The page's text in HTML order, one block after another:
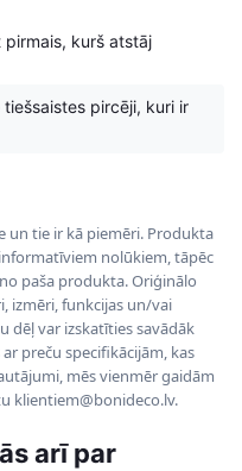
pirmais, kurš atstāj
pircēji, kuri ir
tie ir kā piemēri. Produkta
nolūkiem, tāpēc
paša produkta. Oriģinālo
izmēri, funkcijas un/vai
dēļ var izskatīties savādāk
preču specifikācijām, kas
mēs vienmēr gaidām
klientiem@bonideco.lv.
arī par